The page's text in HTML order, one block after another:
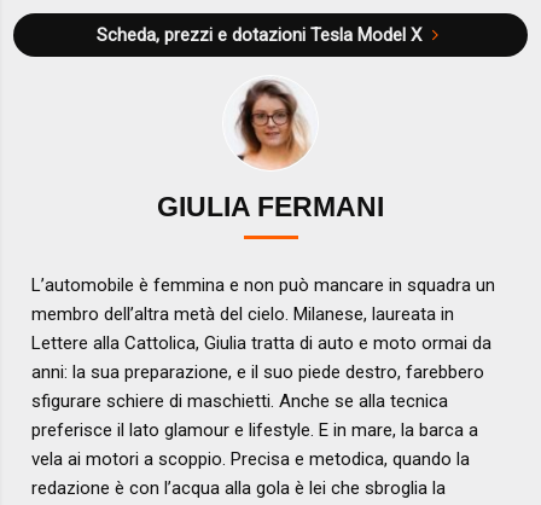
Scheda, prezzi e dotazioniTesla Model X
GIULIA FERMANI
L’automobile è femmina e non può mancare in squadra un
membro dell’altra metà del cielo. Milanese, laureata in
Lettere alla Cattolica, Giulia tratta di auto e moto ormai da
anni: la sua preparazione, e il suo piede destro, farebbero
sfigurare schiere di maschietti. Anche se alla tecnica
preferisce il lato glamour e lifestyle. E in mare, la barca a
vela ai motori a scoppio. Precisa e metodica, quando la
redazione è con l’acqua alla gola è lei che sbroglia la